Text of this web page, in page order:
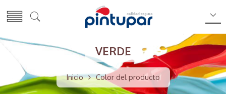
VERDE
Inicio Color del producto